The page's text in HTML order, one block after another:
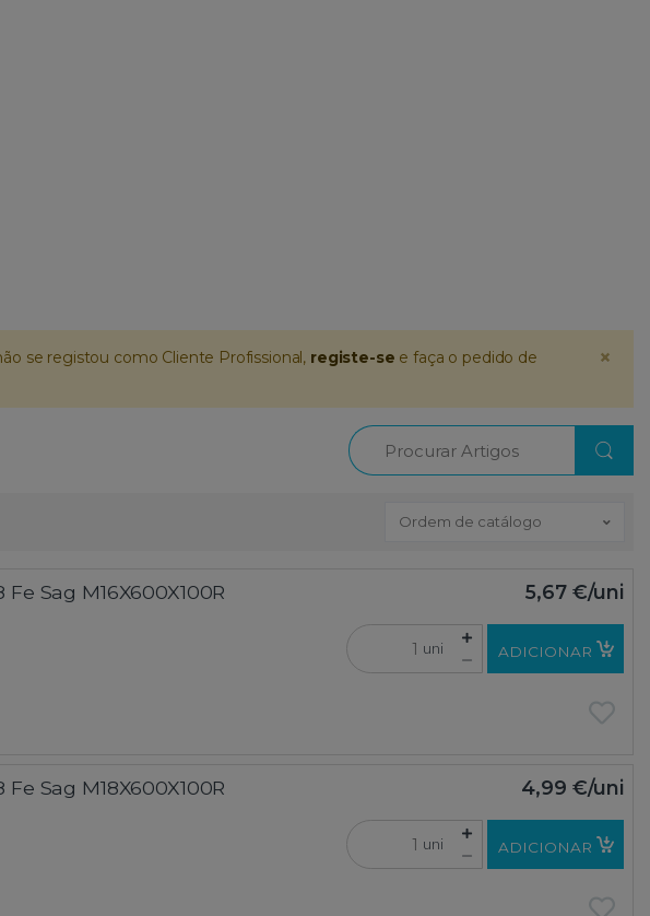
×
se registou como Cliente Profissional, registe-se e faça o pedido de
Procurar
Ordem de catálogo
Sag M16X600X100R 5,67 €/uni
uni ADICIONAR
Sag M18X600X100R 4,99 €/uni
uni ADICIONAR